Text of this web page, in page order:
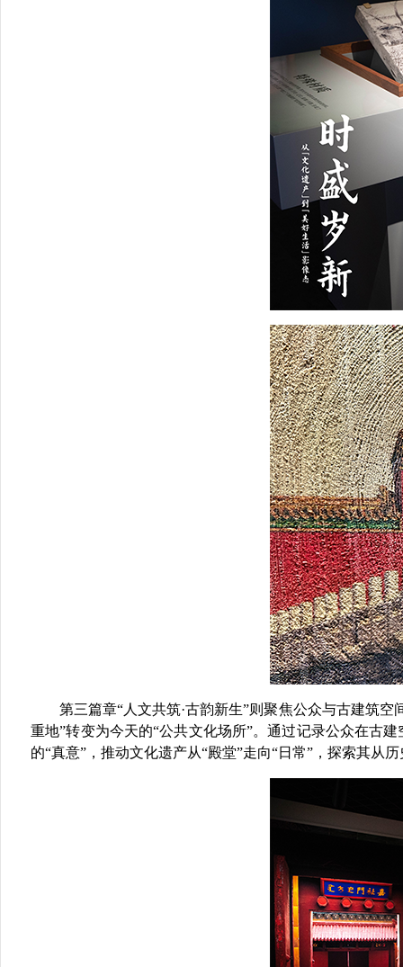
第三篇章“人文共筑·古韵新生”则聚焦公众与古建筑
重地”转变为今天的“公共文化场所”。通过记录公众在古
的“真意”，推动文化遗产从“殿堂”走向“日常”，探索其从